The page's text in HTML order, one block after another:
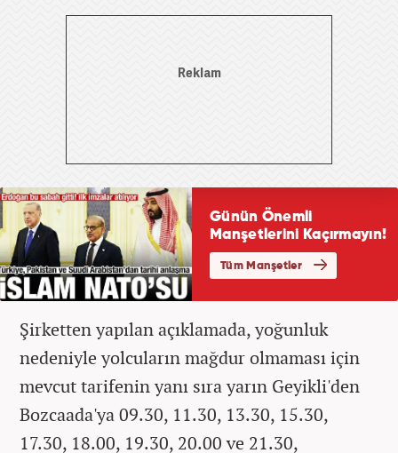
Şirketten yapılan açıklamada, yoğunluk
nedeniyle yolcuların mağdur olmaması için
mevcut tarifenin yanı sıra yarın Geyikli'den
Bozcaada'ya 09.30, 11.30, 13.30, 15.30,
17.30, 18.00, 19.30, 20.00 ve 21.30,